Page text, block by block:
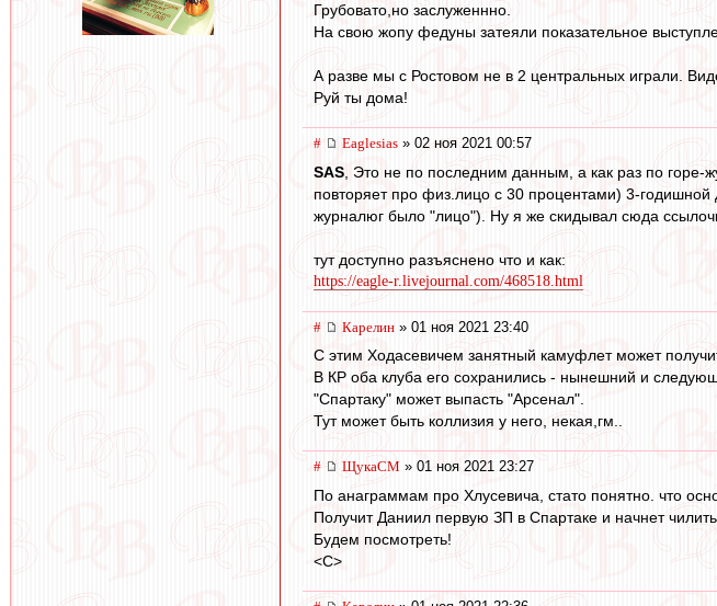
Грубовато,но заслуженнно.
На свою жопу федуны затеяли показательное
А разве мы с Ростовом не в 2 центральных играли.
Руй ты дома!
# Eaglesias » 02 ноя 2021 00:57
SAS , Это не по последним данным, а как раз по горе-
повторяет про физ.лицо с 30 процентами) 3-годишной
журналюг было "лицо"). Ну я же скидывал сюда
тут доступно разъяснено что и как:
https://eagle-r.livejournal.com/468518.html
# Карелин » 01 ноя 2021 23:40
С этим Ходасевичем занятный камуфлет может
В КР оба клуба его сохранились - нынешний и
"Спартаку" может выпасть "Арсенал".
Тут может быть коллизия у него, некая,гм..
# ЩукаСМ » 01 ноя 2021 23:27
По анаграммам про Хлусевича, стато понятно. что
Получит Даниил первую ЗП в Спартаке и начнет
Будем посмотреть!
<C>